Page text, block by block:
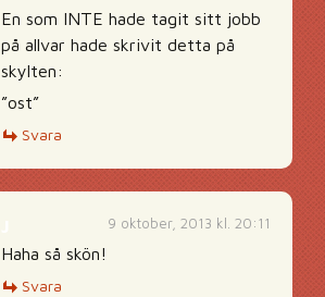
En som INTE hade tagit sitt jobb
på allvar hade skrivit detta på
skylten:
”ost”
Svara
9 oktober, 2013 kl. 20:11
Haha så skön!
Svara